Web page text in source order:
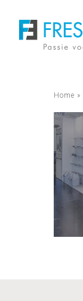
content
Home »